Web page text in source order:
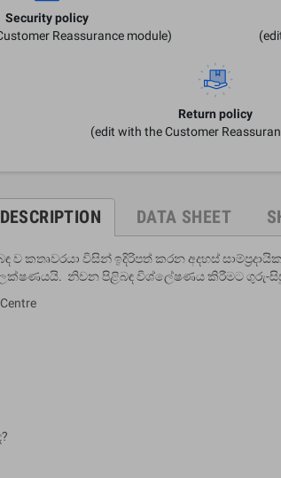
Security policy
Reassurance module)
Return policy
(edit with the Customer
DESCRIPTION DATA SHEET
ව කතෘවරයා විසින් ඉදිරිපත් කරන අදහස්
ලක්ෂණයයි. නිවන පිළිබඳ විශ්ලේෂණය කිරීමට ගුරු-